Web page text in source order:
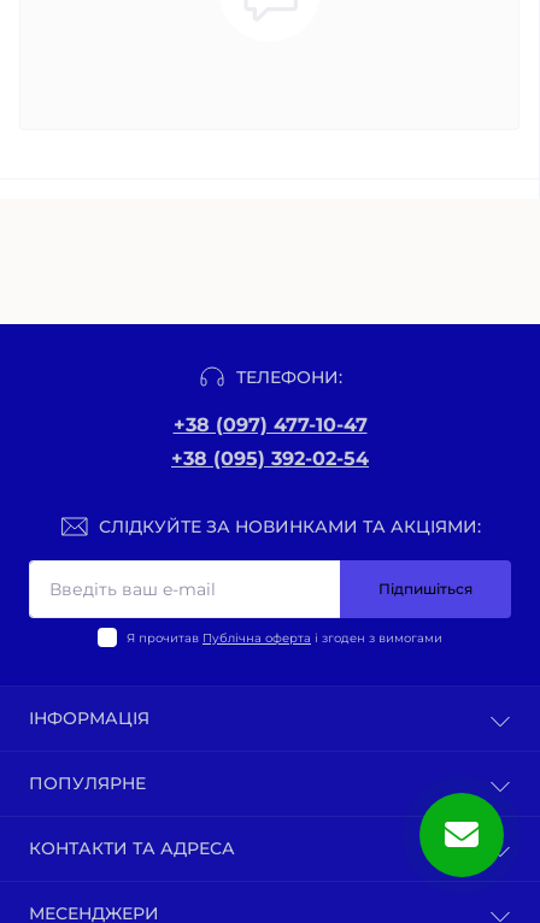
ТЕЛЕФОНИ:
+38 (097) 477-10-47
+38 (095) 392-02-54
СЛІДКУЙТЕ ЗА НОВИНКАМИ ТА АКЦІЯМИ:
Підпишіться
Я прочитав Публічна оферта і згоден з вимогами
ІНФОРМАЦІЯ
Політика конфіденційності
Про нас
Карта сайту
ПОПУЛЯРНЕ
Запчастини мотоциклів китай
Бензопили / тримера (мотокоси) та запчастини
КОНТАКТИ ТА АДРЕСА
МЕСЕНДЖЕРИ